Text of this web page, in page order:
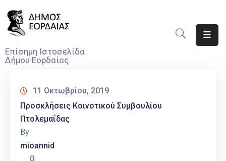
Επίσημη Ιστοσελίδα
Δήμου Εορδαίας
Νέα
Υπηρεσίες
Του
Δήμου
11 Οκτωβρίου, 2019
Προσκλήσεις Κοινοτικού Συμβουλίου
Πτολεμαΐδας
By
mioannid
0